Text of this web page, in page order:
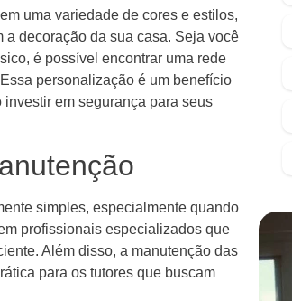
uma variedade de cores e estilos,
decoração da sua casa. Seja você
é possível encontrar uma rede
personalização é um benefício
em segurança para seus
simples, especialmente quando
profissionais especializados que
Além disso, a manutenção das
para os tutores que buscam